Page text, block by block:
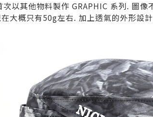
以其他物料製作 GRAPHIC 系列. 圖
大概只有50g左右. 加上透氣的外形設